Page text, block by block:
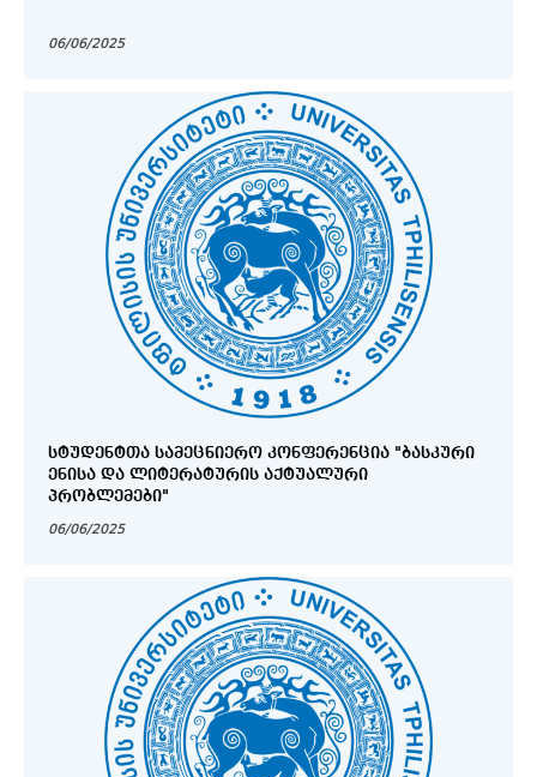
06/06/2025
ᲡᲢᲣᲓᲔᲜᲢᲗᲐ ᲡᲐᲛᲔᲪᲜᲘᲔᲠᲝ ᲙᲝᲜᲤᲔᲠᲔᲜᲪᲘᲐ "ᲑᲐᲡᲙᲣᲠᲘ
ᲔᲜᲘᲡᲐ ᲓᲐ ᲚᲘᲢᲔᲠᲐᲢᲣᲠᲘᲡ ᲐᲥᲢᲣᲐᲚᲣᲠᲘ
ᲞᲠᲝᲑᲚᲔᲛᲔᲑᲘ"
06/06/2025